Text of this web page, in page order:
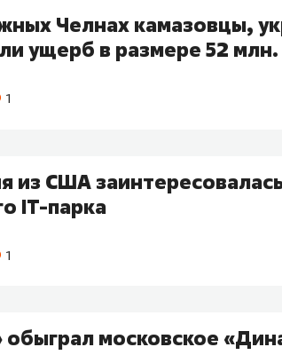
Челнах камазовцы,
ущерб в размере 52
1
из США
IТ-парка
1
обыграл московское